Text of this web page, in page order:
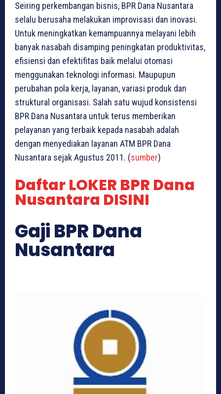
Seiring perkembangan bisnis, BPR Dana Nusantara
selalu berusaha melakukan improvisasi dan inovasi.
Untuk meningkatkan kemampuannya melayani lebih
banyak nasabah disamping peningkatan produktivitas,
efisiensi dan efektifitas baik melalui otomasi
menggunakan teknologi informasi. Maupupun
perubahan pola kerja, layanan, variasi produk dan
struktural organisasi. Salah satu wujud konsistensi
BPR Dana Nusantara untuk terus memberikan
pelayanan yang terbaik kepada nasabah adalah
dengan menyediakan layanan ATM BPR Dana
Nusantara sejak Agustus 2011. (sumber)
Daftar LOKER BPR Dana
Nusantara DISINI
Gaji BPR Dana
Nusantara